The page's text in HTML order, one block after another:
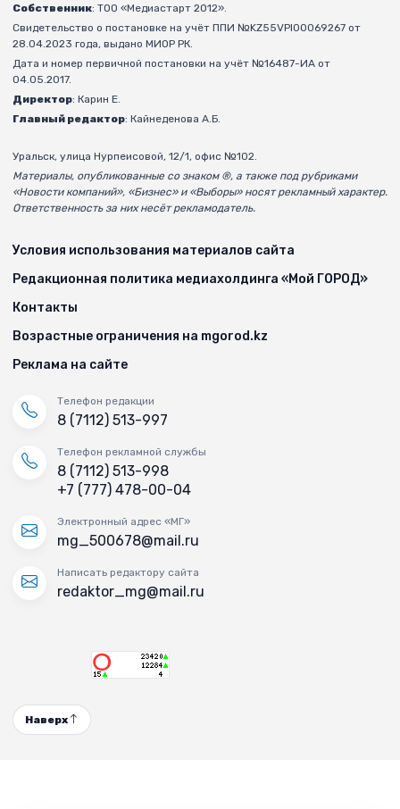
Собственник: ТОО «Медиастарт 2012».
Свидетельство о постановке на учёт ППИ №KZ55VPI00069267 от
28.04.2023 года, выдано МИОР РК.
Дата и номер первичной постановки на учёт №16487-ИА от
04.05.2017.
Директор: Карин Е.
Главный редактор: Кайнеденова А.Б.
Уральск, улица Нурпеисовой, 12/1, офис №102.
Материалы, опубликованные со знаком ®, а также под рубриками
«Новости компаний», «Бизнес» и «Выборы» носят рекламный характер.
Ответственность за них несёт рекламодатель.
Условия использования материалов сайта
Редакционная политика медиахолдинга «Мой ГОРОД»
Контакты
Возрастные ограничения на mgorod.kz
Реклама на сайте
Телефон редакции
8 (7112) 513-997
Телефон рекламной службы
8 (7112) 513-998
+7 (777) 478-00-04
Электронный адрес «МГ»
mg_500678@mail.ru
Написать редактору сайта
redaktor_mg@mail.ru
Наверх